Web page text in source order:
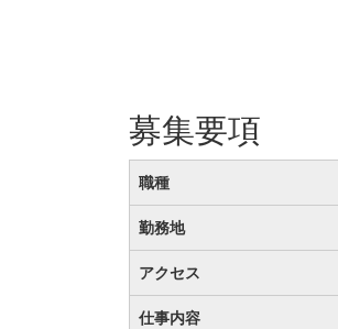
募集要項
職種
勤務地
アクセス
仕事内容